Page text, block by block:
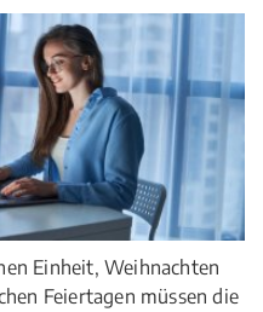
Einheit, Weihnachten
Feiertagen müssen die